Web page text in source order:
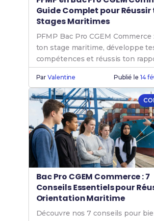
Guide Complet pour Réussir
Stages Maritimes
PFMP Bac Pro CGEM Commerce
ton stage maritime, développe
compétences et réussis ton
professionnel.
ParValentine Publié le 14
Bac Pro CGEM Commerce : 7
Conseils Essentiels pour
Orientation Maritime
Découvre nos 7 conseils pour